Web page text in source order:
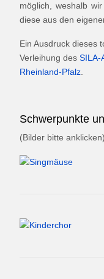
möglich, weshalb
diese aus den
Ein Ausdruck dieses
Verleihung des SILA-
Rheinland-Pfalz
Schwerpunkte
(Bilder bitte anklicken)